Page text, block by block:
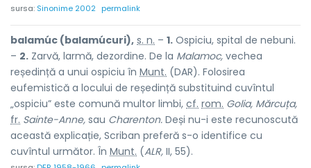
sursa: Sinonime 2002 permalink
balamúc (balamúcuri), s. n. – 1. Ospiciu, spital de nebuni.
– 2. Zarvă, larmă, dezordine. De la Malamoc, vechea
reședință a unui ospiciu în Munt. (DAR). Folosirea
eufemistică a locului de reședință substituind cuvîntul
„ospiciu” este comună multor limbi, cf. rom. Golia, Mărcuța,
fr. Sainte-Anne, sau Charenton. Deși nu-i este recunoscută
această explicație, Scriban preferă s-o identifice cu
cuvîntul următor. În Munt. (ALR, II, 55).